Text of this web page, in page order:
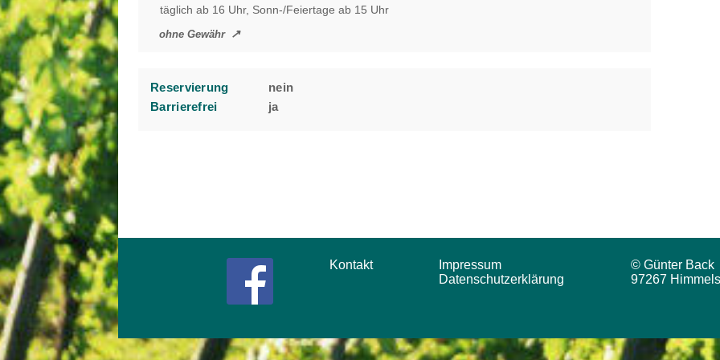
täglich ab 16 Uhr, Sonn-/Feiertage ab 15 Uhr
ohne Gewähr
Reservierung
nein
Barrierefrei
ja
Kontakt
Impressum
Datenschutzerklärung
© Günter Back
97267